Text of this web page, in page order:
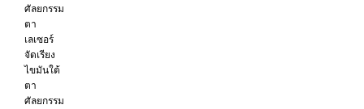
ศัลยกรรม
ตา
เลเซอร์
จัดเรียง
ไขมันใต้
ตา
ศัลยกรรม